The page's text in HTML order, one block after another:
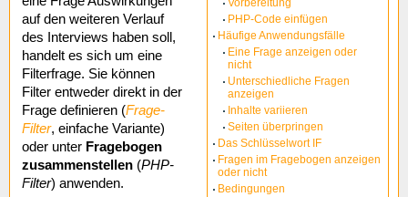
Vorbereitung
PHP-Code einfügen
Häufige Anwendungsfälle
Eine Frage anzeigen oder
nicht
Unterschiedliche Fragen
anzeigen
Inhalte variieren
Seiten überpringen
Das Schlüsselwort IF
Fragen im Fragebogen anzeigen
oder nicht
Bedingungen
auf den weiteren Verlauf
des Interviews haben soll,
handelt es sich um eine
Filterfrage. Sie können
Filter entweder direkt in der
Frage definieren (Frage-
Filter, einfache Variante)
oder unter Fragebogen
zusammenstellen (PHP-
Filter) anwenden.